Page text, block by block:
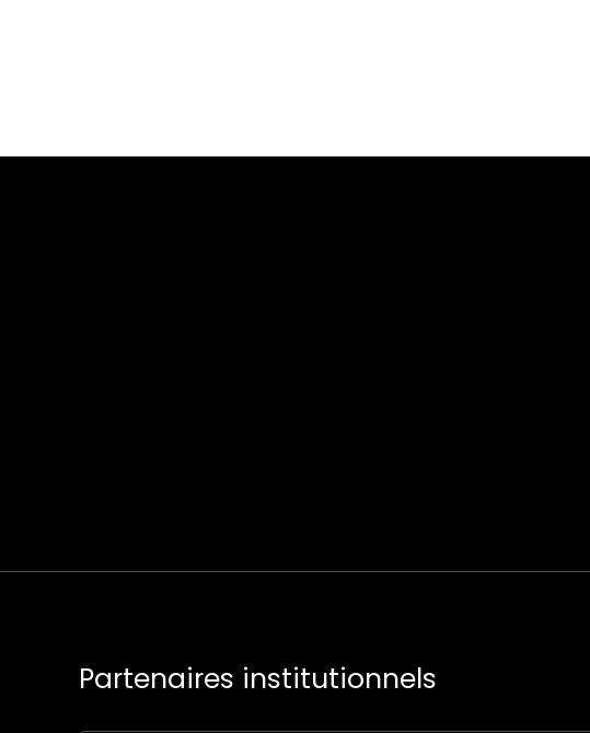
Partenaires institutionnels